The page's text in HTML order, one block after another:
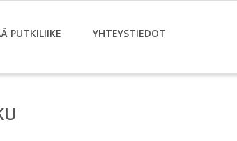
PUTKILIIKE YHTEYSTIEDOT